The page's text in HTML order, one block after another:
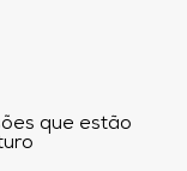
que estão